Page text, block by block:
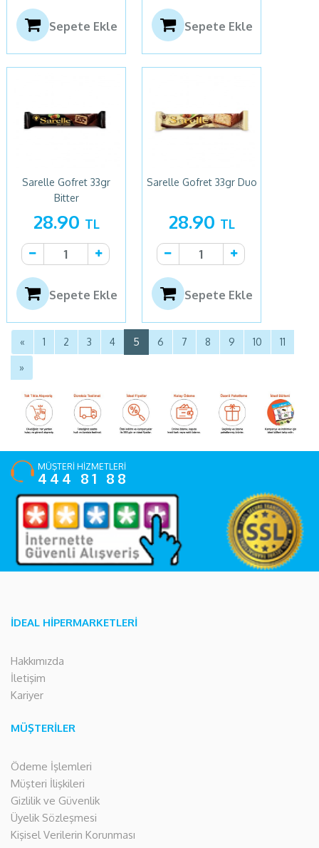
Sepete Ekle Sepete Ekle
Sarelle Gofret 33gr
Bitter
28.90 TL
Sepete Ekle
Sarelle Gofret 33gr Duo
28.90 TL
Sepete Ekle
« 1 2 3 4 5 6 7 8 9 10 11
»
MÜŞTERİ HİZMETLERİ
444 81 88
İDEAL HİPERMARKETLERİ
Hakkımızda
İletişim
Kariyer
MÜŞTERİLER
Ödeme İşlemleri
Müşteri İlişkileri
Gizlilik ve Güvenlik
Üyelik Sözleşmesi
Kişisel Verilerin Korunması